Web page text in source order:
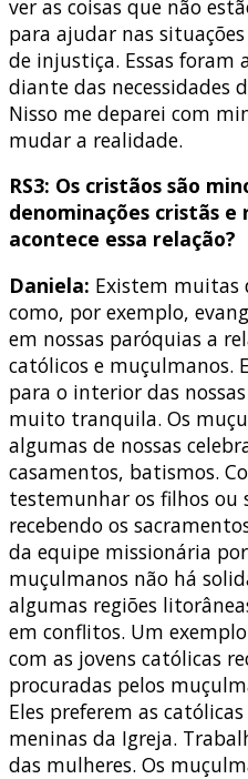
ver as coisas que não
para ajudar nas
de injustiça. Essas foram
diante das necessidades
Nisso me deparei com
mudar a realidade.
RS3: Os cristãos são
denominações cristãs e
acontece essa relação?
Daniela: Existem muitas
como, por exemplo,
em nossas paróquias a
católicos e muçulmanos.
para o interior das
muito tranquila. Os
algumas de nossas
casamentos, batismos.
testemunhar os filhos ou
recebendo os
da equipe missionária
muçulmanos não há
algumas regiões
em conflitos. Um
com as jovens católicas
procuradas pelos
Eles preferem as
meninas da Igreja.
das mulheres. Os